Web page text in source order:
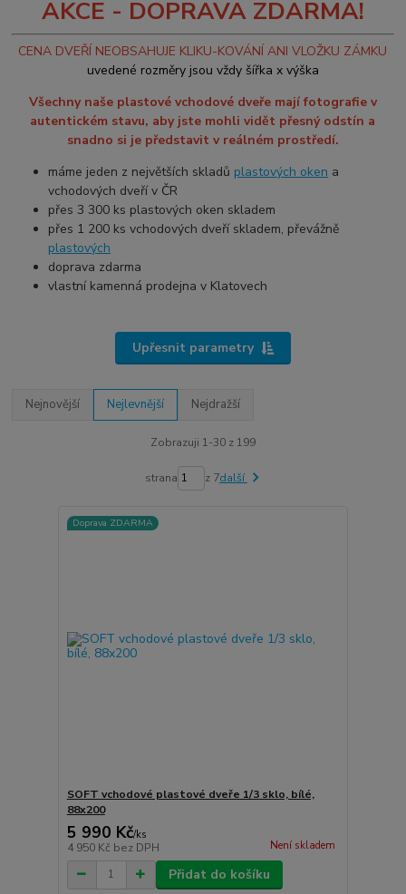
AKCE - DOPRAVA ZDARMA!
CENA DVEŘÍ NEOBSAHUJE KLIKU-KOVÁNÍ ANI VLOŽKU ZÁMKU
uvedené rozměry jsou vždy šířka x výška
Všechny naše plastové vchodové dveře mají fotografie v
autentickém stavu, aby jste mohli vidět přesný odstín a
snadno si je představit v reálném prostředí.
máme jeden z největších skladů plastových oken a
vchodových dveří v ČR
přes 3 300 ks plastových oken skladem
přes 1 200 ks vchodových dveří skladem, převážně
plastových
doprava zdarma
vlastní kamenná prodejna v Klatovech
Upřesnit parametry
Nejnovější Nejlevnější Nejdražší
Zobrazuji 1-30 z 199
strana z 7další
Doprava ZDARMA
SOFT vchodové plastové dveře 1/3 sklo, bílé,
88x200
5 990 Kč/ks
4 950 Kč bez DPH Není skladem
Přidat do košíku